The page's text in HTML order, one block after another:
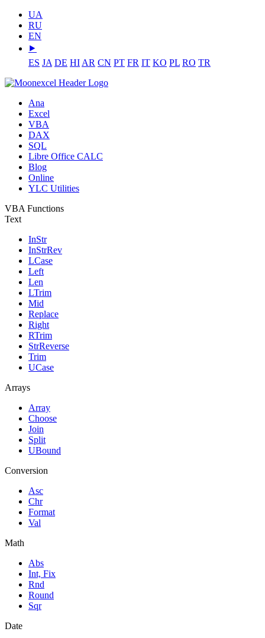
UA
RU
EN
⯈
ES JA DE HI AR CN PT FR IT KO PL RO TR
Ana
Excel
VBA
DAX
SQL
Libre Office CALC
Blog
Online
YLC Utilities
VBA Functions
Text
InStr
InStrRev
LCase
Left
Len
LTrim
Mid
Replace
Right
RTrim
StrReverse
Trim
UCase
Arrays
Array
Choose
Join
Split
UBound
Conversion
Asc
Chr
Format
Val
Math
Abs
Int, Fix
Rnd
Round
Sqr
Date